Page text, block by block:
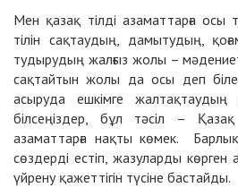
Мен қазақ тілді азаматтарға осы
тілін сақтаудың, дамытудың,
тудырудың жалғыз жолы –
сақтайтын жолы да осы деп
асыруда ешкімге
білсеңіздер, бұл тәсіл –
азаматтарға нақты көмек.
сөздерді естіп, жазуларды көрген
үйрену қажеттігін түсіне бастайды.